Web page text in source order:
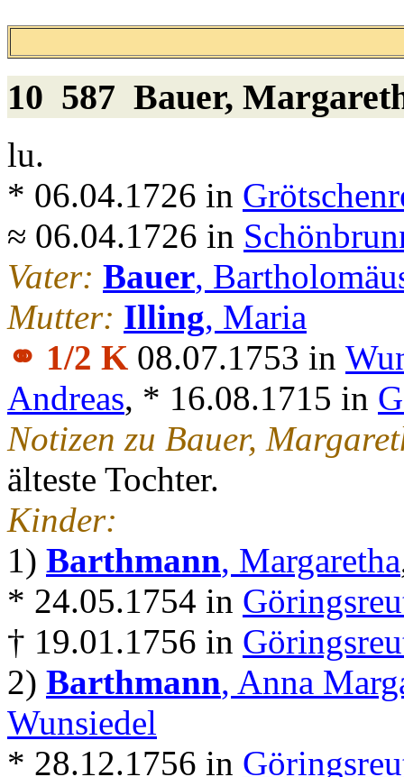
10 587 Bauer,
lu.
* 06.04.1726 in
≈ 06.04.1726 in
Vater: Bauer,
Mutter: Illing, Maria
⚭ 1/2 K 08.07.1753 in
Andreas, * 16.08.1715 in
Notizen zu Bauer,
älteste Tochter.
Kinder:
1) Barthmann, Margaretha
* 24.05.1754 in
† 19.01.1756 in
2) Barthmann, Anna
Wunsiedel
* 28.12.1756 in